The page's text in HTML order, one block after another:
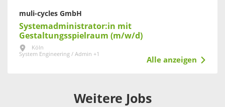
muli-cycles GmbH
Systemadministrator:in mit
Gestaltungsspielraum (m/w/d)
Köln
System Engineering / Admin +1
Alle anzeigen
Weitere Jobs